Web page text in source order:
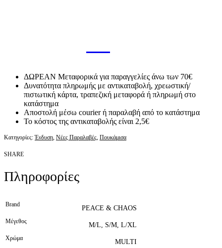
ΔΩΡΕΑΝ Μεταφορικά για παραγγελίες άνω των 70€
Δυνατότητα πληρωμής με αντικαταβολή, χρεωστική/
πιστωτική κάρτα, τραπεζική μεταφορά ή πληρωμή στο
κατάστημα
Αποστολή μέσω courier ή παραλαβή από το κατάστημα
Το κόστος της αντικαταβολής είναι 2,5€
Κατηγορίες:Ένδυση, Νέες Παραλαβές, Πουκάμισα
SHARE
Πληροφορίες
Brand PEACE & CHAOS
Μέγεθος M/L, S/M, L/XL
Χρώμα MULTI